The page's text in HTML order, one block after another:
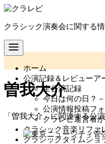
コ
テ
ン
ツ
移
動
クラシック演奏会に関する
ホーム
公演記録＆レビューア
全公演記録
今日は何の日？
公演情報投稿フ
クラレビ運営者
クラシック音楽リファ
クラシックタイムショ
曽我大介
「曽我大介」に関連する公